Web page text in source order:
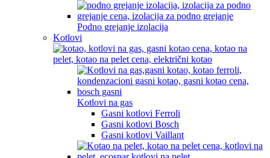
Podno grejanje izolacija
Kotlovi
Kotlovi na gas
Gasni kotlovi Ferroli
Gasni kotlovi Bosch
Gasni kotlovi Vaillant